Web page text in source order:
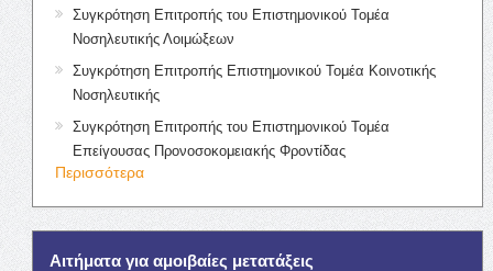
Συγκρότηση Επιτροπής του Επιστημονικού Τομέα
Νοσηλευτικής Λοιμώξεων
Συγκρότηση Επιτροπής Επιστημονικού Τομέα Κοινοτικής
Νοσηλευτικής
Συγκρότηση Επιτροπής του Επιστημονικού Τομέα
Επείγουσας Προνοσοκομειακής Φροντίδας
Περισσότερα
Αιτήματα για αμοιβαίες μετατάξεις